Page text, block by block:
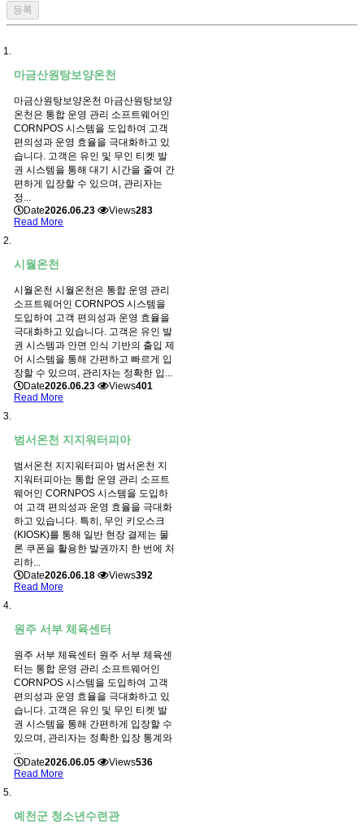
마금산원탕보양온천
마금산원탕보양온천 마금산원탕보양
온천은 통합 운영 관리 소프트웨어인
CORNPOS 시스템을 도입하여 고객
편의성과 운영 효율을 극대화하고 있
습니다. 고객은 유인 및 무인 티켓 발
권 시스템을 통해 대기 시간을 줄여 간
편하게 입장할 수 있으며, 관리자는
정...
Date2026.06.23 Views283
Read More
시월온천
시월온천 시월온천은 통합 운영 관리
소프트웨어인 CORNPOS 시스템을
도입하여 고객 편의성과 운영 효율을
극대화하고 있습니다. 고객은 유인 발
권 시스템과 안면 인식 기반의 출입 제
어 시스템을 통해 간편하고 빠르게 입
장할 수 있으며, 관리자는 정확한 입...
Date2026.06.23 Views401
Read More
범서온천 지지워터피아
범서온천 지지워터피아 범서온천 지
지워터피아는 통합 운영 관리 소프트
웨어인 CORNPOS 시스템을 도입하
여 고객 편의성과 운영 효율을 극대화
하고 있습니다. 특히, 무인 키오스크
(KIOSK)를 통해 일반 현장 결제는 물
론 쿠폰을 활용한 발권까지 한 번에 처
리하...
Date2026.06.18 Views392
Read More
원주 서부 체육센터
원주 서부 체육센터 원주 서부 체육센
터는 통합 운영 관리 소프트웨어인
CORNPOS 시스템을 도입하여 고객
편의성과 운영 효율을 극대화하고 있
습니다. 고객은 유인 및 무인 티켓 발
권 시스템을 통해 간편하게 입장할 수
있으며, 관리자는 정확한 입장 통계와
...
Date2026.06.05 Views536
Read More
예천군 청소년수련관